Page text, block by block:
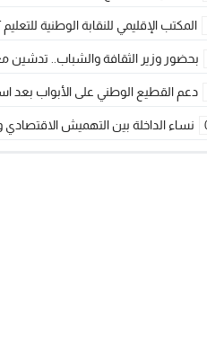
المكتب الإقليمي للنقابة الوطنية للتعليم CDT يجتمع مع المدير الإقليمي لمناقشة ملفات جوهرية لنساء ورجال التعليم
بحضور وزير الثقافة والشباب.. تدشين معهد
دعم القطيع الوطني على الأبواب بعد
نساء الداخلة بين التهميش الاقتصادي